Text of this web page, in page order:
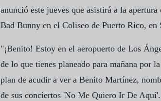
anunció este jueves que asistirá a la
Bad Bunny en el Coliseo de Puerto Rico, en
"¡Benito! Estoy en el aeropuerto de Los
de lo que tienes planeado para mañana por
plan de acudir a ver a Benito Martínez,
de sus conciertos 'No Me Quiero Ir De Aquí'.